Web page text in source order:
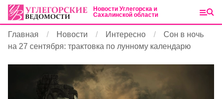
Новости Углегорска и
Сахалинской области
Главная Новости Интересно
Сон в ночь
на 27 сентября: трактовка по лунному календарю